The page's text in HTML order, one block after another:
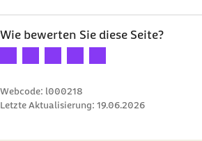
Wie bewerten Sie diese Seite?
Webcode: l000218
Letzte Aktualisierung: 19.06.2026